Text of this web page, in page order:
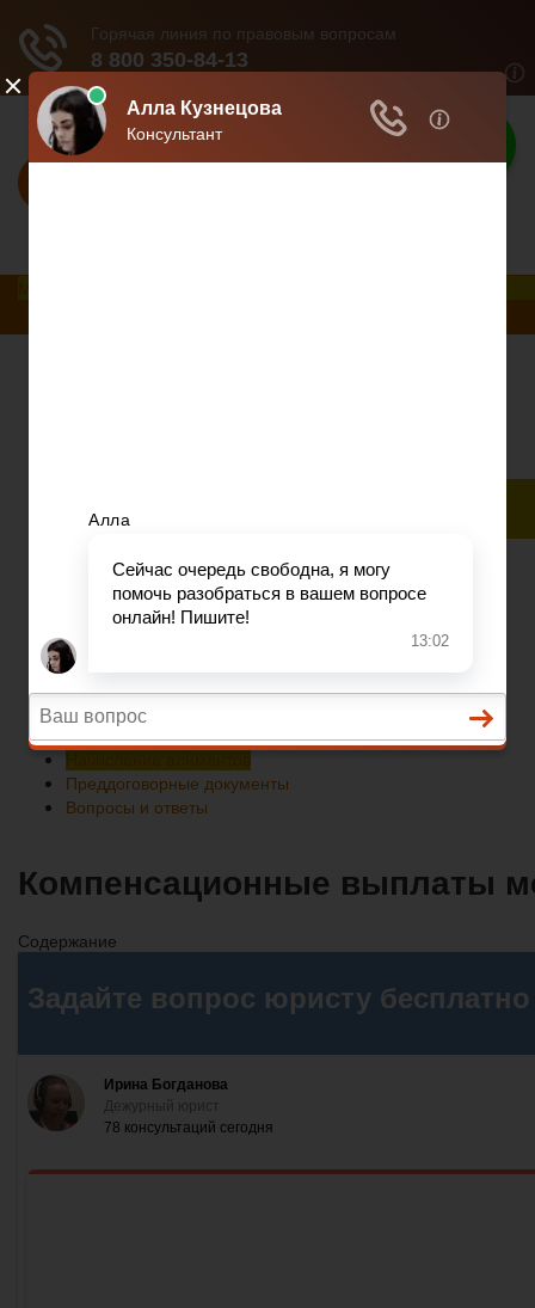
Взвешенное
решение
Начисление алиментов
Преддоговорные документы
Вопросы и ответы
Главная
Развод при беременности
Раздел недвижимости
Преддоговорные документы
Вопросы и ответы
Компенсационные выплаты
Содержание